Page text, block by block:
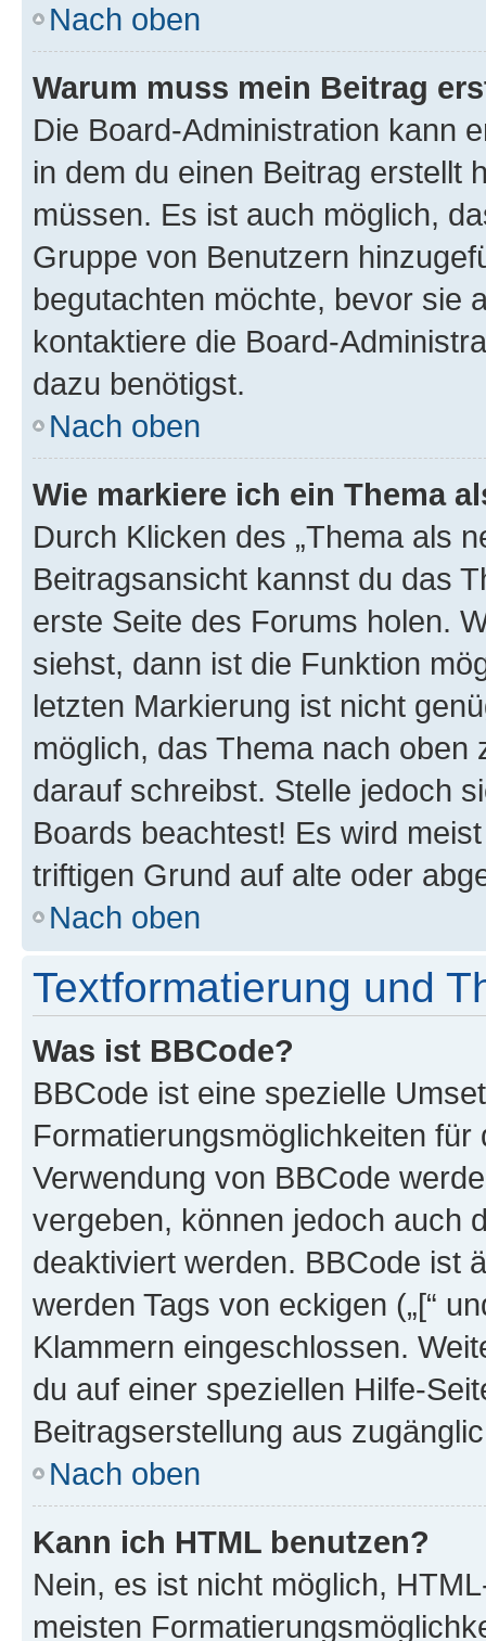
Nach oben
Warum muss mein Beitrag
Die Board-Administration kann
in dem du einen Beitrag erstellt
müssen. Es ist auch möglich,
Gruppe von Benutzern
begutachten möchte, bevor sie
kontaktiere die Board-
dazu benötigst.
Nach oben
Wie markiere ich ein Thema
Durch Klicken des „Thema als
Beitragsansicht kannst du das
erste Seite des Forums holen.
siehst, dann ist die Funktion
letzten Markierung ist nicht
möglich, das Thema nach oben
darauf schreibst. Stelle jedoch
Boards beachtest! Es wird
triftigen Grund auf alte oder
Nach oben
Textformatierung und
Was ist BBCode?
BBCode ist eine spezielle
Formatierungsmöglichkeiten
Verwendung von BBCode
vergeben, können jedoch auch
deaktiviert werden. BBCode ist
werden Tags von eckigen („[“
Klammern eingeschlossen.
du auf einer speziellen Hilfe-
Beitragserstellung aus
Nach oben
Kann ich HTML benutzen?
Nein, es ist nicht möglich,
meisten